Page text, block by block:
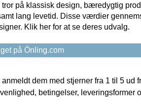
tror på klassisk design, bæredygtig
lang levetid. Disse værdier
Klik her for at se deres udvalg.
på Önling.com
dem med stjerner fra 1 til 5 ud
betingelser, leveringsformer